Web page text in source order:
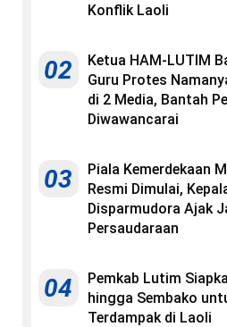
Konflik Laoli
02
Ketua HAM-LUTIM
Guru Protes
di 2 Media, Bantah
Diwawancarai
03
Piala Kemerdekaan
Resmi Dimulai,
Disparmudora Ajak
Persaudaraan
04
Pemkab Lutim
hingga Sembako
Terdampak di Laoli